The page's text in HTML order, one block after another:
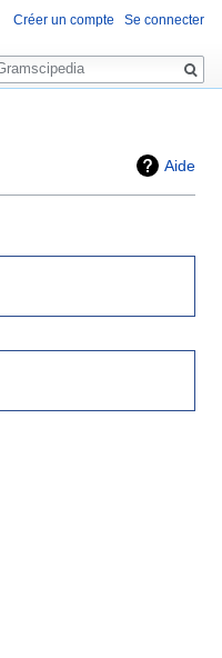
Aide
Créer un compte Se connecter